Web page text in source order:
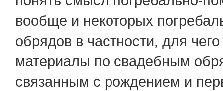
вообще и некоторых
обрядов в частности, для
материалы по свадебным
связанным с рождением и